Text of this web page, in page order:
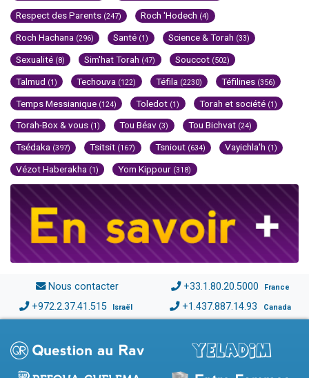
Respect des Parents (247) Roch 'Hodech (4)
Roch Hachana (296) Santé (1) Science & Torah (33)
Sexualité (8) Sim'hat Torah (47) Souccot (502)
Talmud (1) Techouva (122) Téfila (2230) Téfilines (356)
Temps Messianique (124) Toledot (1) Torah et société (1)
Torah-Box & vous (1) Tou Béav (3) Tou Bichvat (24)
Tsédaka (397) Tsitsit (167) Tsniout (634) Vayichla'h (1)
Vézot Haberakha (1) Yom Kippour (318)
Nous contacter +33.1.80.20.5000 France
+972.2.37.41.515 Israël +1.437.887.14.93 Canada